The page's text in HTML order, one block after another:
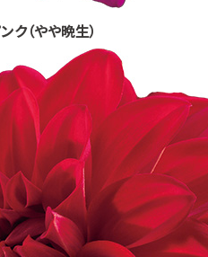
ク（やや晩生）